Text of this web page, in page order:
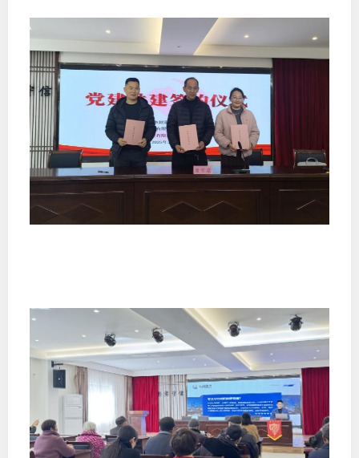
协会公